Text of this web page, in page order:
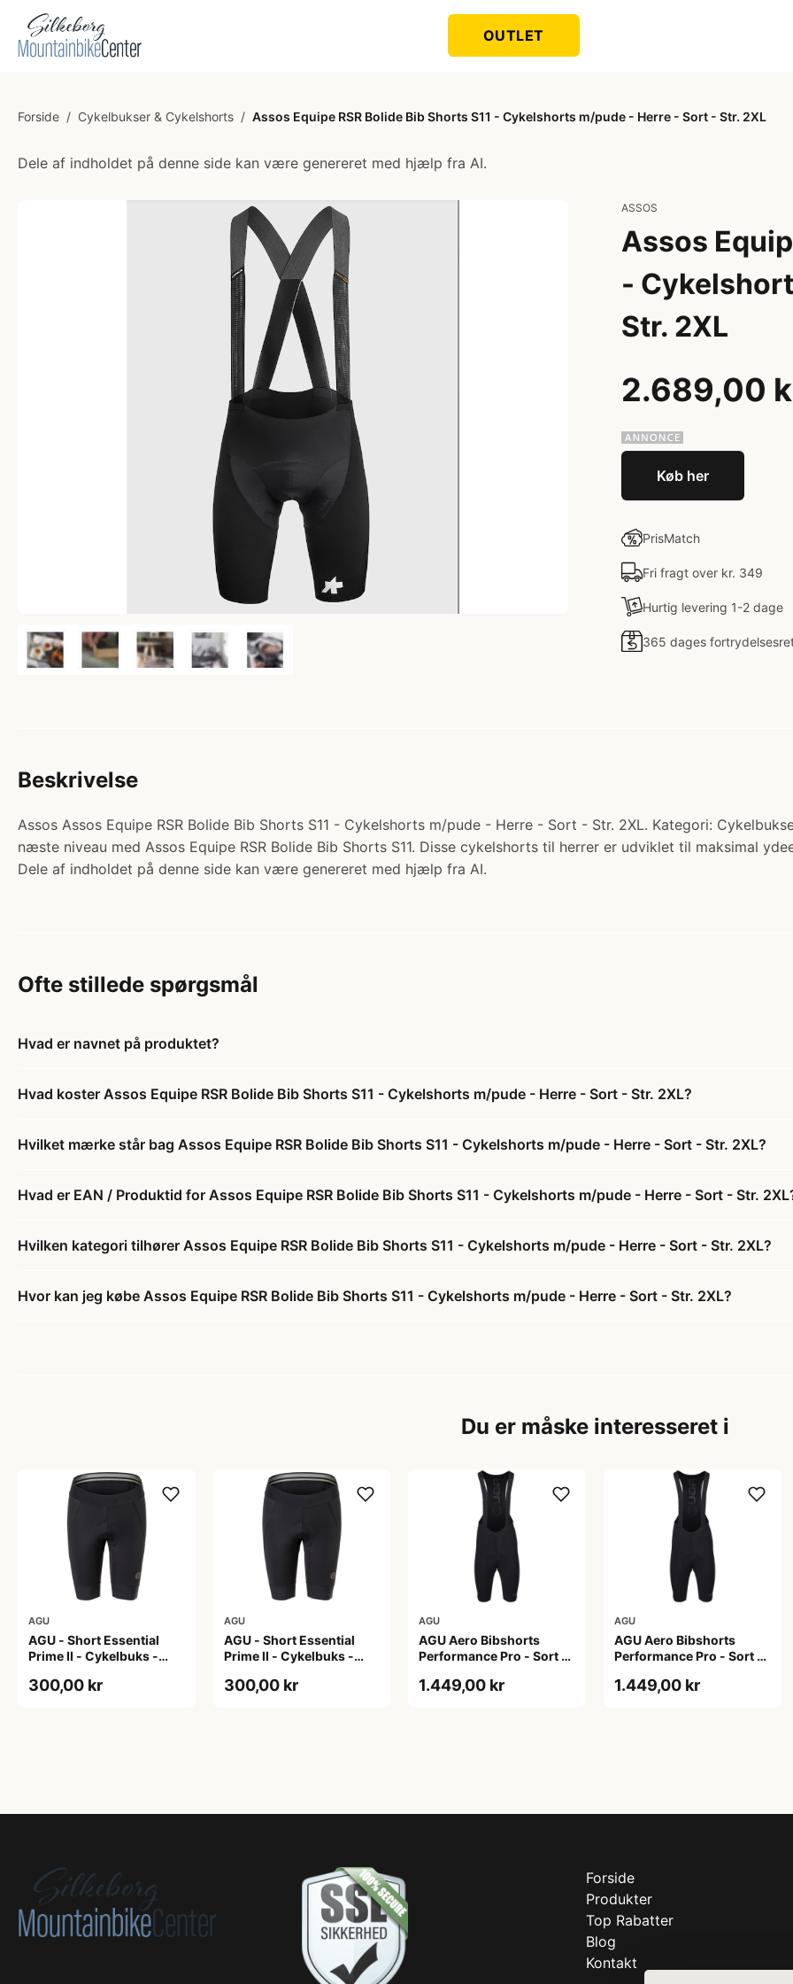
OUTLET
Forside / Cykelbukser & Cykelshorts / Assos Equipe RSR Bolide Bib Shorts S11 - Cykelshorts m/pude - Herre - Sort - Str. 2XL
Dele af indholdet på denne side kan være genereret med hjælp fra AI.
ASSOS
Assos
-
Str. 2XL
2.689,00
Køb her
PrisMatch
Fri fragt over kr. 349
Hurtig levering 1-2 dage
365 dages
Beskrivelse
Assos Assos Equipe RSR Bolide Bib Shorts S11 - Cykelshorts m/pude - Herre - Sort - Str. 2XL. Kategori:
næste niveau med Assos Equipe RSR Bolide Bib Shorts S11. Disse cykelshorts til herrer er udviklet til maksimal
Dele af indholdet på denne side kan være genereret med hjælp fra AI.
Ofte stillede spørgsmål
Hvad er navnet på produktet?
Hvad koster Assos Equipe RSR Bolide Bib Shorts S11 - Cykelshorts m/pude - Herre - Sort - Str. 2XL?
Hvilket mærke står bag Assos Equipe RSR Bolide Bib Shorts S11 - Cykelshorts m/pude - Herre - Sort - Str. 2XL?
Hvad er EAN / Produktid for Assos Equipe RSR Bolide Bib Shorts S11 - Cykelshorts m/pude - Herre - Sort - Str.
Hvilken kategori tilhører Assos Equipe RSR Bolide Bib Shorts S11 - Cykelshorts m/pude - Herre - Sort - Str. 2XL?
Hvor kan jeg købe Assos Equipe RSR Bolide Bib Shorts S11 - Cykelshorts m/pude - Herre - Sort - Str. 2XL?
Du er måske interesseret i
AGU
AGU - Short Essential
Prime II - Cykelbuks -
300,00 kr
AGU
AGU - Short Essential
Prime II - Cykelbuks -
300,00 kr
AGU
AGU Aero Bibshorts
Performance Pro - Sort -
1.449,00 kr
AGU
AGU Aero Bibshorts
Performance Pro - Sort -
1.449,00 kr
Forside
Produkter
Top Rabatter
Blog
Kontakt